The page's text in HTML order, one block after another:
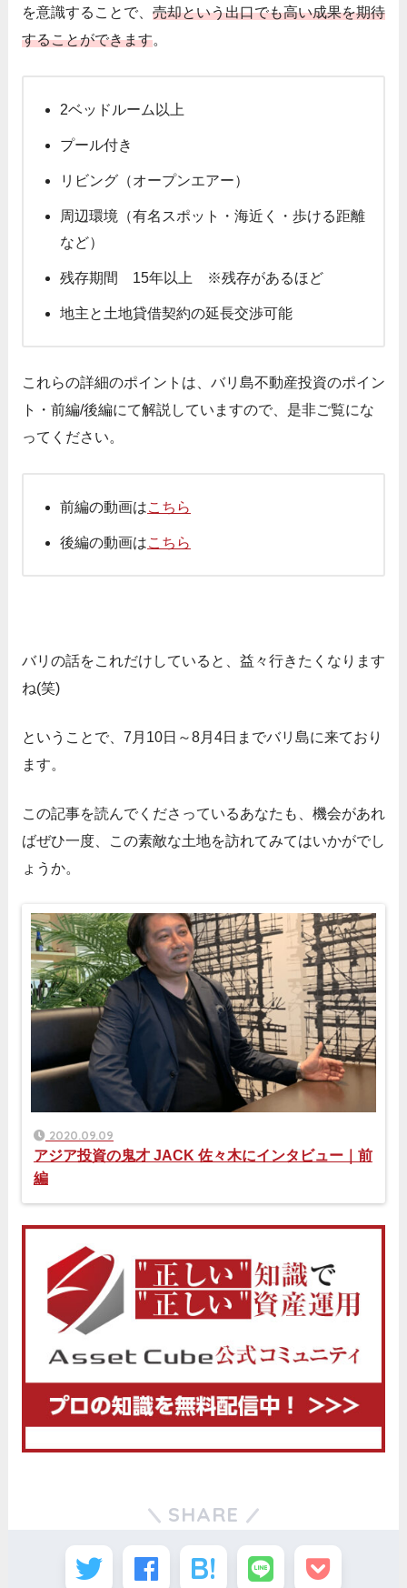
を意識することで、 売却という出口でも高い成果を期待
することができます。
2ベッドルーム以上
プール付き
リビング（オープンエアー）
周辺環境（有名スポット・海近く・歩ける距離
など）
残存期間 15年以上 ※残存があるほど
地主と土地貸借契約の延長交渉可能
これらの詳細のポイントは、 バリ島不動産投資のポイン
ト・前編/後編にて解説していますので、是非ご覧にな
ってください。
前編の動画はこちら
後編の動画はこちら
バリの話をこれだけしていると、益々行きたくなります
ね(笑)
ということで、7月10日～8月4日までバリ島に来ており
ます。
この記事を読んでくださっているあなたも、機会があれ
ばぜひ一度、この素敵な土地を訪れてみてはいかがでし
ょうか。
2020.09.09
アジア投資の鬼才 JACK 佐々木にインタビュー｜前
編
SHARE